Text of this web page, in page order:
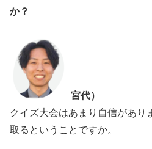
か？
宮代）
クイズ大会はあまり自信があり
取るということですか。